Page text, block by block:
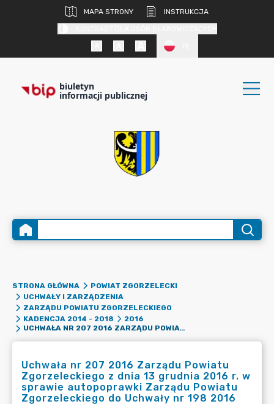
MAPA STRONY
INSTRUKCJA
biuletyn
informacji publicznej
STRONA GŁÓWNA
POWIAT ZGORZELECKI
UCHWAŁY I ZARZĄDZENIA
ZARZĄDU POWIATU ZGORZELECKIEGO
KADENCJA 2014 - 2018
2016
UCHWAŁA NR 207 2016 ZARZĄDU POWIATU ZGORZELECKIEGO Z DNIA 13 GRUDNIA 2016 R. W SPRAWIE AUTOPOPRAWKI ZARZĄDU POWIATU ZGORZELECKIEGO DO UCHWAŁY NR 198 2016 ZARZĄDU POWIATU ZGORZELECKIEGO Z DNIA 15 LISTOPADA 2016 ROKU W SPRAWIE PRZEDSTAWIENIA RADZIE POWIATU ZGORZELECKIEGO ORAZ REGIONALNEJ IZBIE OBRACHUNKOWEJ PROJEKTU UCHWAŁY BUDŻETOWEJ NA 2017 ROK.
Uchwała nr 207 2016 Zarządu Powiatu
Zgorzeleckiego z dnia 13 grudnia 2016 r. w
sprawie autopoprawki Zarządu Powiatu
Zgorzeleckiego do Uchwały nr 198 2016